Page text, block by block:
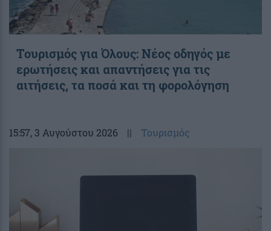
Toυρισμός για Όλους: Νέος οδηγός με
ερωτήσεις και απαντήσεις για τις
αιτήσεις, τα ποσά και τη φορολόγηση
15:57, 3 Αυγούστου 2026 || Τουρισμός